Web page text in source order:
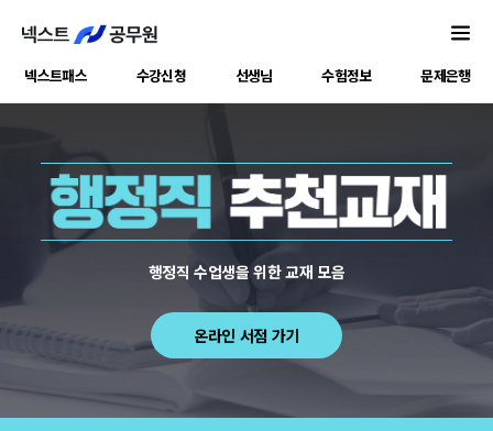
넥스트패스 수강신청 선생님 수험정보 문제은행
행정직 수업생을 위한 교재 모음
온라인 서점 가기